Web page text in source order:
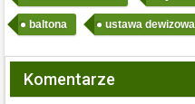
baltona ustawa dewizowa
Komentarze